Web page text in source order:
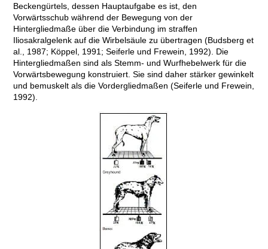
Beckengürtels, dessen Hauptaufgabe es ist, den
Vorwärtsschub während der Bewegung von der
Hintergliedmaße über die Verbindung im straffen
Iliosakralgelenk auf die Wirbelsäule zu übertragen (Budsberg et
al., 1987; Köppel, 1991; Seiferle und Frewein, 1992). Die
Hintergliedmaßen sind als Stemm- und Wurfhebelwerk für die
Vorwärtsbewegung konstruiert. Sie sind daher stärker gewinkelt
und bemuskelt als die Vordergliedmaßen (Seiferle und Frewein,
1992).